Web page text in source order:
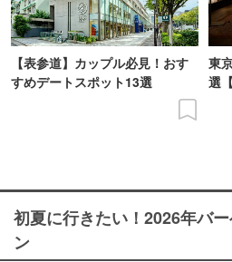
【表参道】カップル必見！おす
すめデートスポット13選
東
選
初夏に行きたい！2026年バ
ン